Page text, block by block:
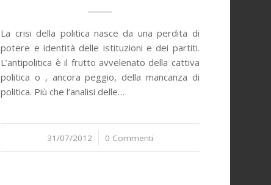
La crisi della politica nasce da una perdita di
potere e identità delle istituzioni e dei partiti.
L’antipolitica è il frutto avvelenato della cattiva
politica o , ancora peggio, della mancanza di
politica. Più che l’analisi delle…
31/07/2012
/ 0 Commenti